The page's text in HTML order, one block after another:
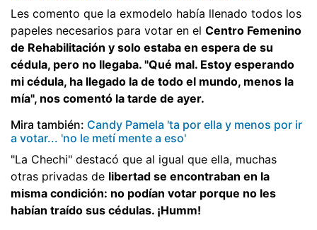
Les comento que la exmodelo había llenado todos los
papeles necesarios para votar en el Centro Femenino
de Rehabilitación y solo estaba en espera de su
cédula, pero no llegaba. "Qué mal. Estoy esperando
mi cédula, ha llegado la de todo el mundo, menos la
mía", nos comentó la tarde de ayer.
Mira también: Candy Pamela 'ta por ella y menos por ir
a votar... 'no le metí mente a eso'
"La Chechi" destacó que al igual que ella, muchas
otras privadas de libertad se encontraban en la
misma condición: no podían votar porque no les
habían traído sus cédulas. ¡Humm!